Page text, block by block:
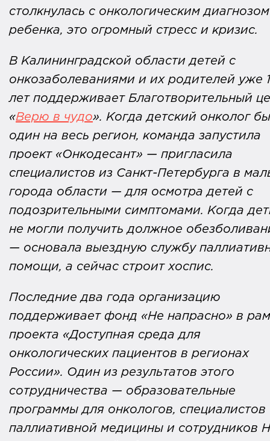
столкнулась с онкологическим
ребенка, это огромный стресс и кризис.
В Калининградской области детей с
онкозаболеваниями и их родителей уже
лет поддерживает Благотворительный
«Верю в чудо». Когда детский онколог
один на весь регион, команда запустила
проект «Онкодесант» — пригласила
специалистов из Санкт-Петербурга в
города области — для осмотра детей с
подозрительными симптомами. Когда
не могли получить должное
— основала выездную службу
помощи, а сейчас строит хоспис.
Последние два года организацию
поддерживает фонд «Не напрасно» в
проекта «Доступная среда для
онкологических пациентов в регионах
России». Один из результатов этого
сотрудничества — образовательные
программы для онкологов, специалистов
паллиативной медицины и сотрудников